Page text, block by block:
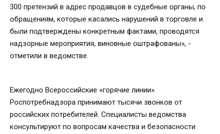
300 претензий в адрес продавцов в судебные органы, по
обращениям, которые касались нарушений в торговле и
были подтверждены конкретным фактами, проводятся
надзорные мероприятия, виновные оштрафованы», -
отметили в ведомстве.
Ежегодно Всероссийские «горячие линии»
Роспотребнадзора принимают тысячи звонков от
российских потребителей. Специалисты ведомства
консультируют по вопросам качества и безопасности